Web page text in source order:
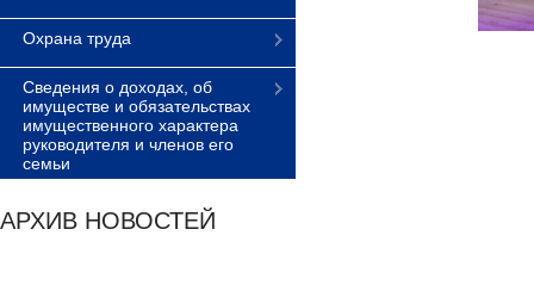
Охрана труда
Сведения о доходах, об
имуществе и обязательствах
имущественного характера
руководителя и членов его
семьи
АРХИВ НОВОСТЕЙ